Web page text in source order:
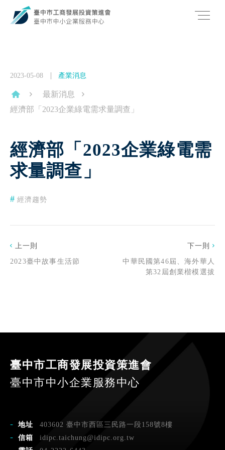
2023-05-08 產業消息
最新消息
經濟部「2023企業綠電需求量調查」
經濟部「2023企業綠電需
求量調查」
經濟趨勢
上一則
2023臺中故事生活節
下一則
中華民國第46屆、海外華人
第32屆創業楷模選拔
臺中市工商發展投資策進會
臺中市中小企業服務中心
地址
403602 臺中市西區三民路一段158號8樓
信箱
idipc.taichung@idipc.org.tw